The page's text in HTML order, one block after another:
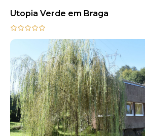
Utopia Verde em Braga